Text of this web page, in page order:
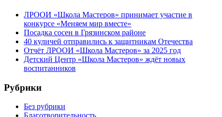
ЛРООИ «Школа Мастеров» принимает участие в
конкурсе «Меняем мир вместе»
Посадка сосен в Грязинском районе
40 куличей отправились к защитникам Отечества
Отчёт ЛРООИ «Школа Мастеров» за 2025 год
Детский Центр «Школа Мастеров» ждёт новых
воспитанников
Рубрики
Без рубрики